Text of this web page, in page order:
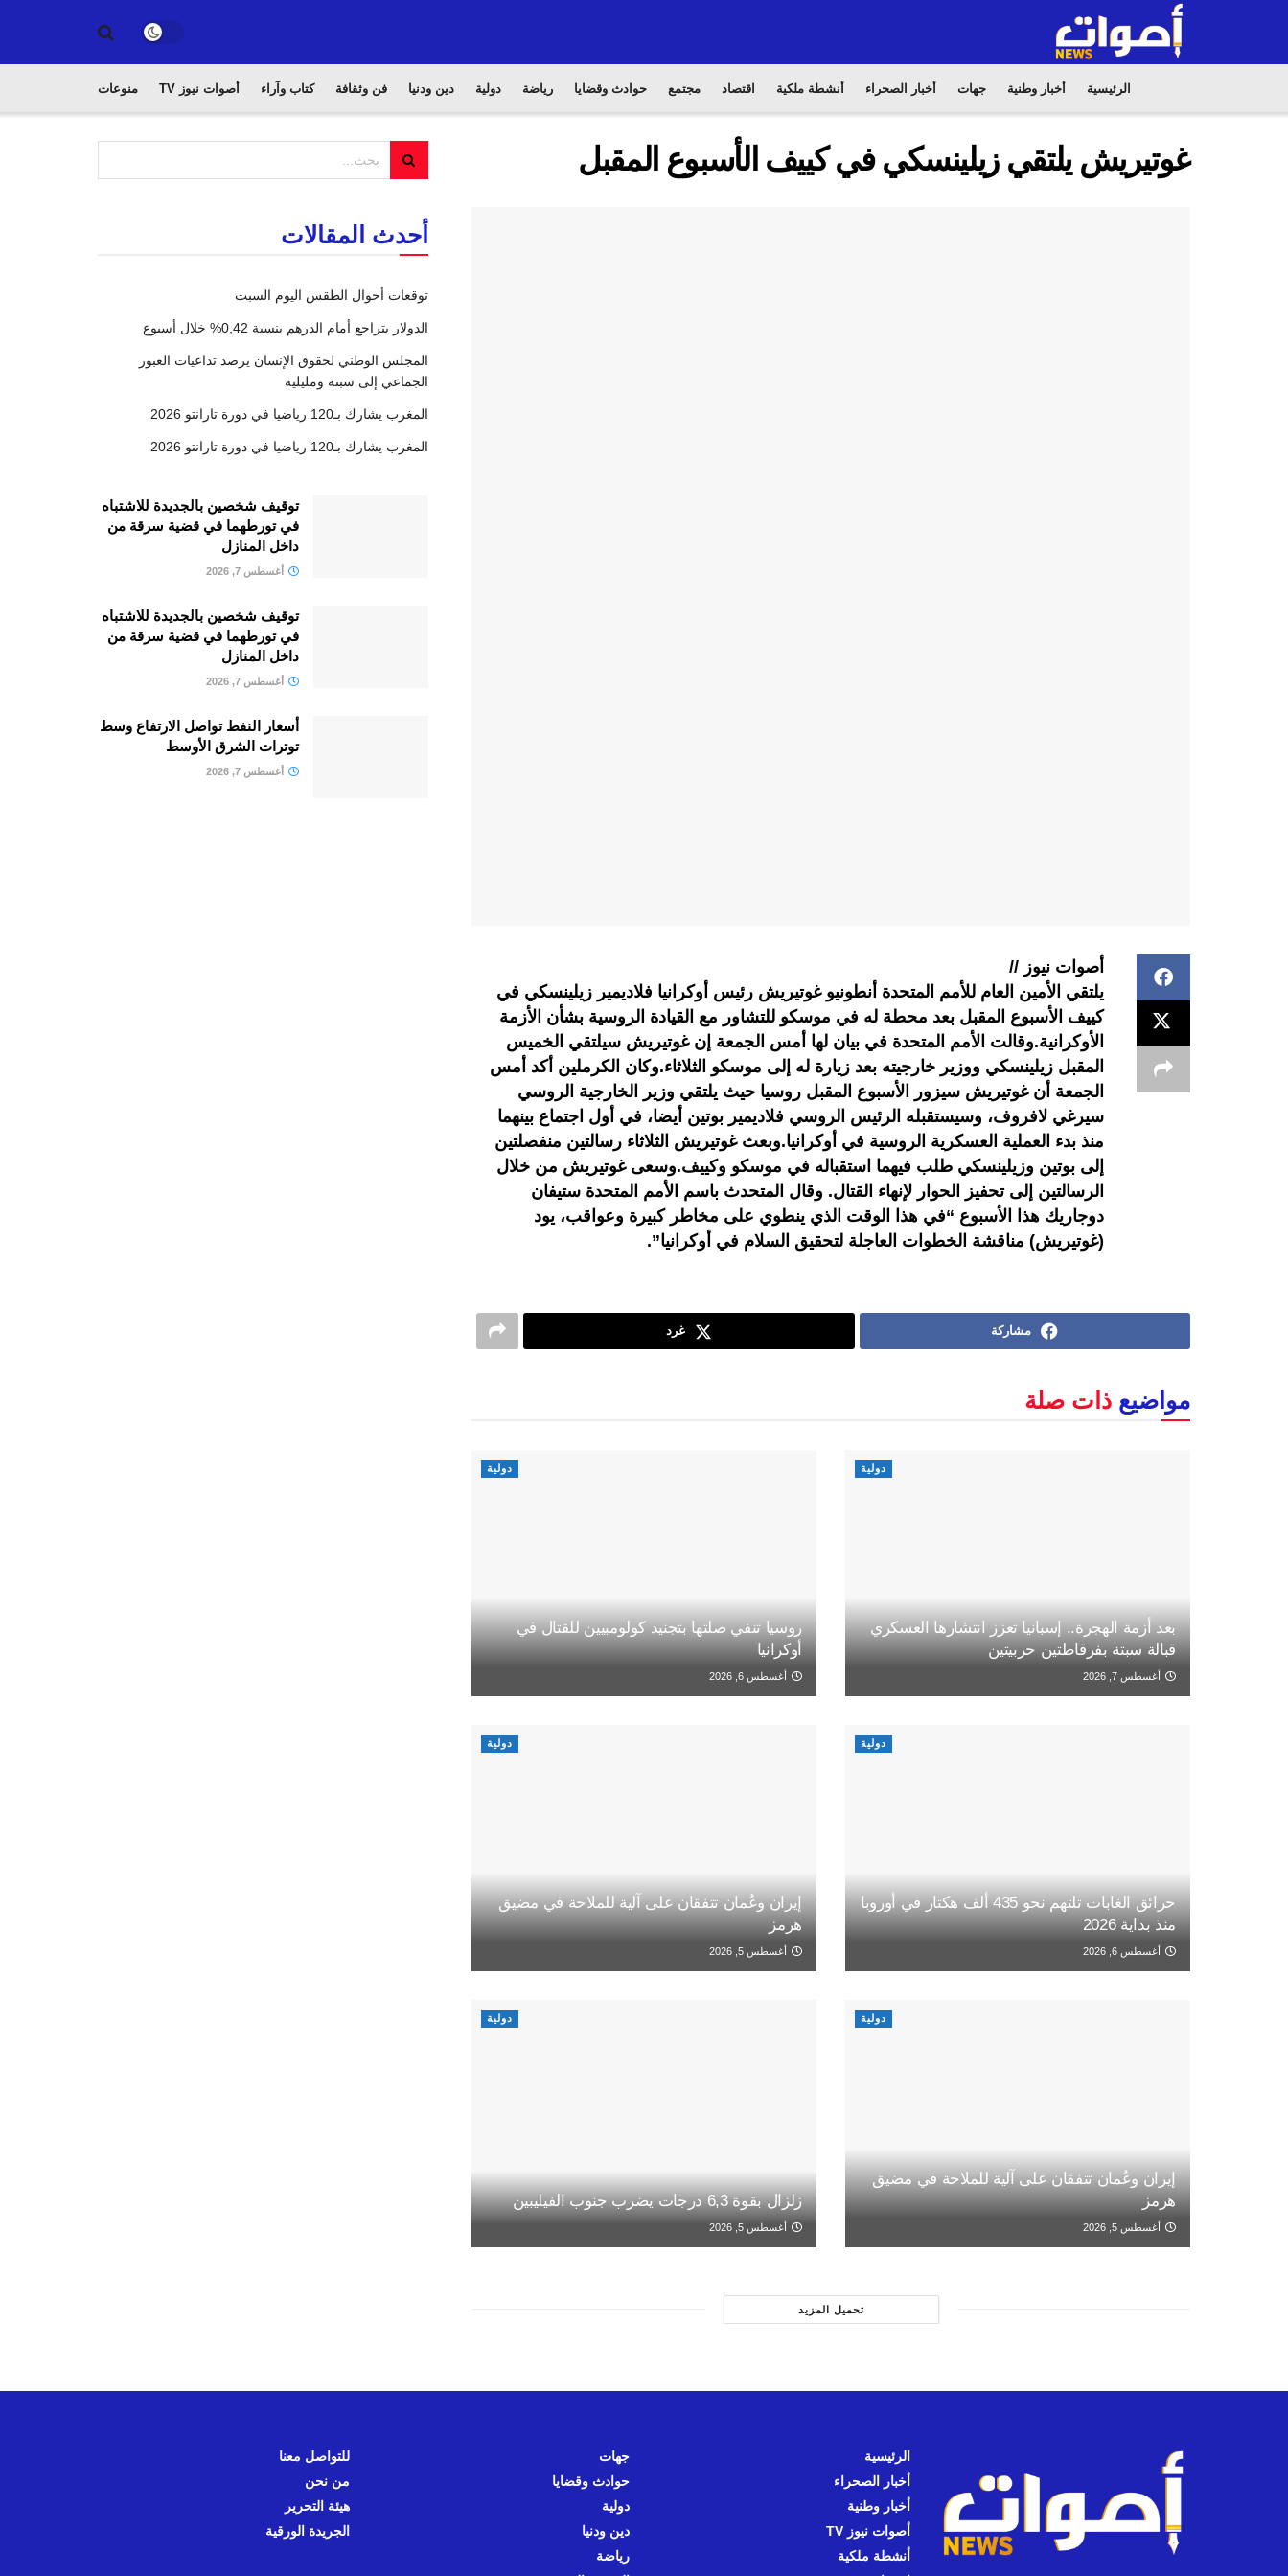
الرئيسية أخبار وطنية جهات أخبار الصحراء أنشطة ملكية اقتصاد مجتمع حوادث وقضايا رياضة دولية دين ودنيا فن وثقافة كتاب وآراء أصوات نيوز TV منوعات
غوتيريش يلتقي زيلينسكي في كييف الأسبوع المقبل
أصوات نيوز //
يلتقي الأمين العام للأمم المتحدة أنطونيو غوتيريش رئيس أوكرانيا فلاديمير زيلينسكي في
كييف الأسبوع المقبل بعد محطة له في موسكو للتشاور مع القيادة الروسية بشأن الأزمة
الأوكرانية.وقالت الأمم المتحدة في بيان لها أمس الجمعة إن غوتيريش سيلتقي الخميس
المقبل زيلينسكي ووزير خارجيته بعد زيارة له إلى موسكو الثلاثاء.وكان الكرملين أكد أمس
الجمعة أن غوتيريش سيزور الأسبوع المقبل روسيا حيث يلتقي وزير الخارجية الروسي
سيرغي لافروف، وسيستقبله الرئيس الروسي فلاديمير بوتين أيضا، في أول اجتماع بينهما
منذ بدء العملية العسكرية الروسية في أوكرانيا.وبعث غوتيريش الثلاثاء رسالتين منفصلتين
إلى بوتين وزيلينسكي طلب فيهما استقباله في موسكو وكييف.وسعى غوتيريش من خلال
الرسالتين إلى تحفيز الحوار لإنهاء القتال. وقال المتحدث باسم الأمم المتحدة ستيفان
دوجاريك هذا الأسبوع “في هذا الوقت الذي ينطوي على مخاطر كبيرة وعواقب، يود
(غوتيريش) مناقشة الخطوات العاجلة لتحقيق السلام في أوكرانيا”.
مشاركة غرد
مواضيع ذات صلة
دولية
بعد أزمة الهجرة.. إسبانيا تعزز انتشارها العسكري
قبالة سبتة بفرقاطتين حربيتين
أغسطس 7, 2026
دولية
روسيا تنفي صلتها بتجنيد كولومبيين للقتال في
أوكرانيا
أغسطس 6, 2026
دولية
حرائق الغابات تلتهم نحو 435 ألف هكتار في أوروبا
منذ بداية 2026
أغسطس 6, 2026
دولية
إيران وعُمان تتفقان على آلية للملاحة في مضيق
هرمز
أغسطس 5, 2026
دولية
إيران وعُمان تتفقان على آلية للملاحة في مضيق
هرمز
أغسطس 5, 2026
دولية
زلزال بقوة 6,3 درجات يضرب جنوب الفيليبين
أغسطس 5, 2026
تحميل المزيد
أحدث المقالات
توقعات أحوال الطقس اليوم السبت
الدولار يتراجع أمام الدرهم بنسبة 0,42% خلال أسبوع
المجلس الوطني لحقوق الإنسان يرصد تداعيات العبور
الجماعي إلى سبتة ومليلية
المغرب يشارك بـ120 رياضيا في دورة تارانتو 2026
المغرب يشارك بـ120 رياضيا في دورة تارانتو 2026
توقيف شخصين بالجديدة للاشتباه
في تورطهما في قضية سرقة من
داخل المنازل
أغسطس 7, 2026
توقيف شخصين بالجديدة للاشتباه
في تورطهما في قضية سرقة من
داخل المنازل
أغسطس 7, 2026
أسعار النفط تواصل الارتفاع وسط
توترات الشرق الأوسط
أغسطس 7, 2026
الرئيسية
أخبار الصحراء
أخبار وطنية
أصوات نيوز TV
أنشطة ملكية
جهات
حوادث وقضايا
دولية
دين ودنيا
رياضة
للتواصل معنا
من نحن
هيئة التحرير
الجريدة الورقية